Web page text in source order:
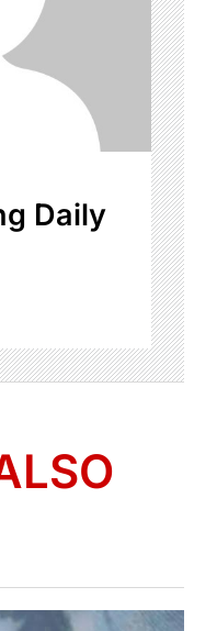
Daily